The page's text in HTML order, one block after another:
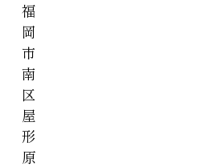
福
岡
市
南
区
屋
形
原